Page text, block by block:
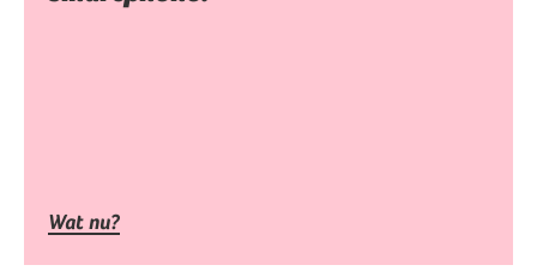
Wat nu?